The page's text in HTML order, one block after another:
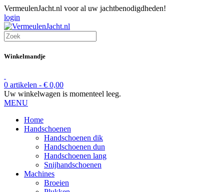
VermeulenJacht.nl voor al uw jachtbenodigdheden!
login
Winkelmandje
0 artikelen - € 0,00
Uw winkelwagen is momenteel leeg.
MENU
Home
Handschoenen
Handschoenen dik
Handschoenen dun
Handschoenen lang
Snijhandschoenen
Machines
Broeien